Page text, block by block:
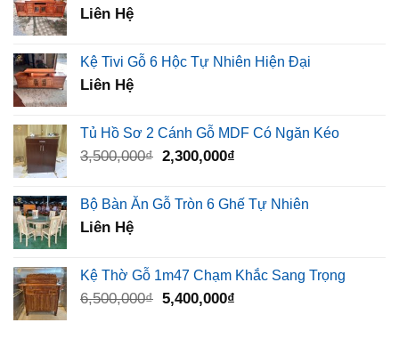
Liên Hệ
Kệ Tivi Gỗ 6 Hộc Tự Nhiên Hiện Đại
Liên Hệ
Tủ Hồ Sơ 2 Cánh Gỗ MDF Có Ngăn Kéo
3,500,000₫ Giá
là:
3,500,000₫.
2,300,000₫
tại
là:
Bộ Bàn Ăn Gỗ Tròn 6 Ghế Tự Nhiên
Liên Hệ
Kệ Thờ Gỗ 1m47 Chạm Khắc Sang Trọng
6,500,000₫ Giá
5,400,000₫